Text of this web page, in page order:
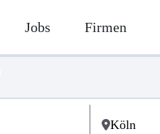
Jobs Firmen